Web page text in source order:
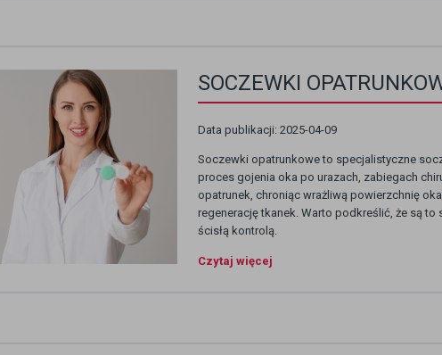
SOCZEWKI
Data publikacji: 2025-04-09
Soczewki opatrunkowe to specjalistyczne
proces gojenia oka po urazach, zabiegach
opatrunek, chroniąc wrażliwą powierzchnię
regenerację tkanek. Warto podkreślić, że są
ścisłą kontrolą.
Czytaj więcej